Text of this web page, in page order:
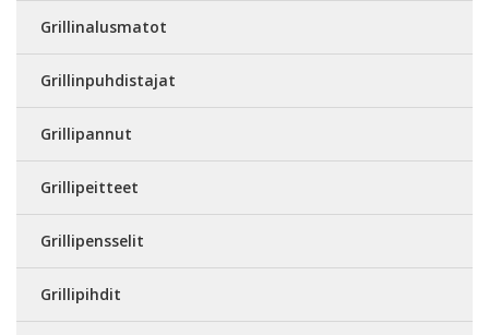
Grillinalusmatot
Grillinpuhdistajat
Grillipannut
Grillipeitteet
Grillipensselit
Grillipihdit